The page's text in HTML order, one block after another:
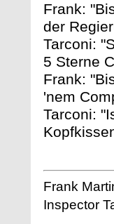
Frank:
der
Tarconi:
5 Sterne
Frank:
'nem
Tarconi:
Frank
Inspector